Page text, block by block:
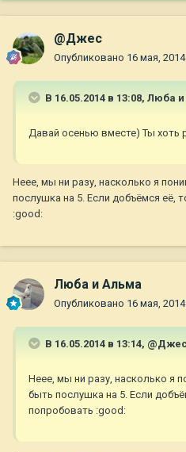
@Джес
Опубликовано 16 мая, 2014
В 16.05.2014 в 13:08, Люба
Давай осенью вместе) Ты хоть
Неее, мы ни разу, насколько я
послушка на 5. Если добъёмся её,
:good:
Люба и Альма
Опубликовано 16 мая, 2014
В 16.05.2014 в 13:14,
Неее, мы ни разу, насколько я
быть послушка на 5. Если
попробовать :good: